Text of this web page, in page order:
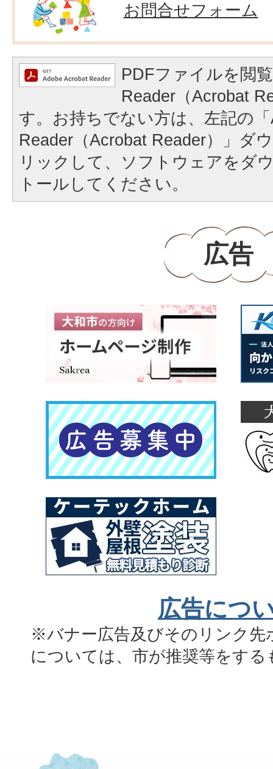
お問合せフォーム
PDFファイルを閲
Reader（Acrobat
す。お持ちでない方は、左記の
Reader（Acrobat Reader）」ダ
リックして、ソフトウェアをダ
トールしてください。
広告
広告につ
※バナー広告及びそのリンク先
については、市が推奨等をす